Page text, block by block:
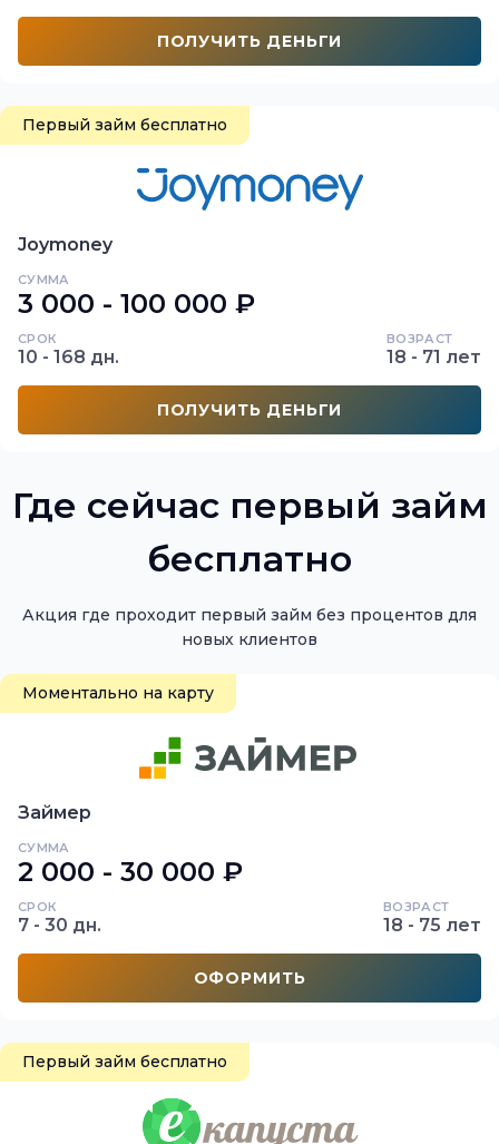
ПОЛУЧИТЬ ДЕНЬГИ
Первый займ бесплатно
Joymoney
СУММА
3 000 - 100 000 ₽
СРОК
10 - 168 дн.
ВОЗРАСТ
18 - 71 лет
ПОЛУЧИТЬ ДЕНЬГИ
Где сейчас первый займ
бесплатно
Акция где проходит первый займ без процентов для
новых клиентов
Моментально на карту
Займер
СУММА
2 000 - 30 000 ₽
СРОК
7 - 30 дн.
ВОЗРАСТ
18 - 75 лет
ОФОРМИТЬ
Первый займ бесплатно